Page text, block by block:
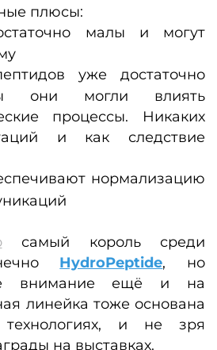
плюсы:
малы и могут
уже достаточно
они могли влиять
процессы. Никаких
и как следствие
нормализацию
самый король среди
HydroPeptide, но
внимание ещё и на
линейка тоже основана
и не зря
на выставках.